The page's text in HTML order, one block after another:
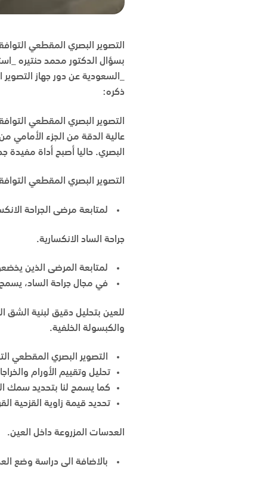
التصوير البصري المقطعي
بسؤال الدكتور محمد حنتيره
_السعودية عن دور جهاز
ذكره:
التصوير البصري المقطعي
عالية الدقة من الجزء الأمامي
البصري. حاليا أصبح أداة مفيدة
التصوير البصري المقطعي
لمتابعة مرضى الجراحة
جراحة الساد الانكسارية.
لمتابعة المرضى الذين
في مجال جراحة الساد، يسمح
للعين بتحليل دقيق لبنية الشق
والكبسولة الخلفية.
التصوير البصري المقطعي
تحليل وتقييم الأورام
كما يسمح لنا بتحديد سمك
تحديد قيمة زاوية القزحية
العدسات المزروعة داخل العين.
بالاضافة الى دراسة وضع